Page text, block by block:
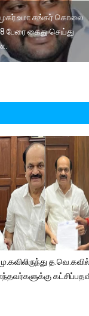
உமா சங்கர் கொலை
பேரை கைது செய்து